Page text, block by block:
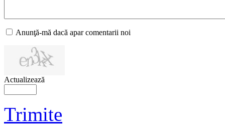
Anunţă-mă dacă apar comentarii noi
Actualizează
Trimite